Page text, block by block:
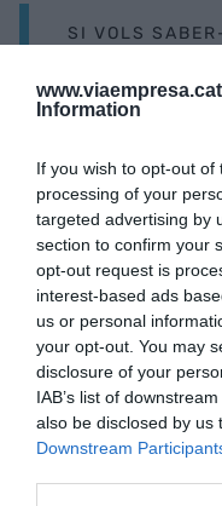
Information
If you wish to opt-out
processing of your
targeted advertising by
section to confirm your
opt-out request is
interest-based ads
us or personal
your opt-out. You may
disclosure of your
IAB’s list of
also be disclosed by us
Downstream
SI VOLS
Oriol
Tanmateix, com
vinculades al
apel·lar al sentit
la pràctica
organitzacions